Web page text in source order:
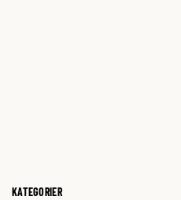
KATEGORIER